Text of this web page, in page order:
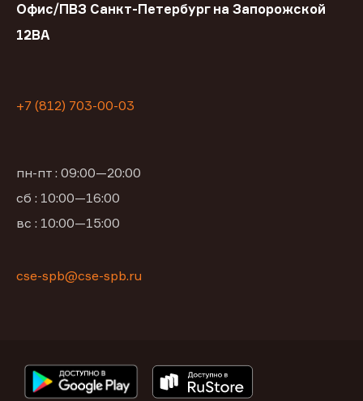
Офис/ПВЗ Санкт-Петербург на Запорожской
12ВА
+7 (812) 703-00-03
пн-пт : 09:00—20:00
сб : 10:00—16:00
вс : 10:00—15:00
cse-spb@cse-spb.ru